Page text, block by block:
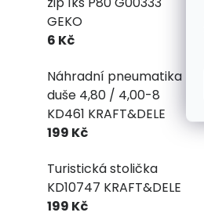
GEKO
6 Kč
Náhradní pneumatika +
duše 4,80 / 4,00-8
KD461 KRAFT&DELE
199 Kč
Turistická stolička
KD10747 KRAFT&DELE
199 Kč